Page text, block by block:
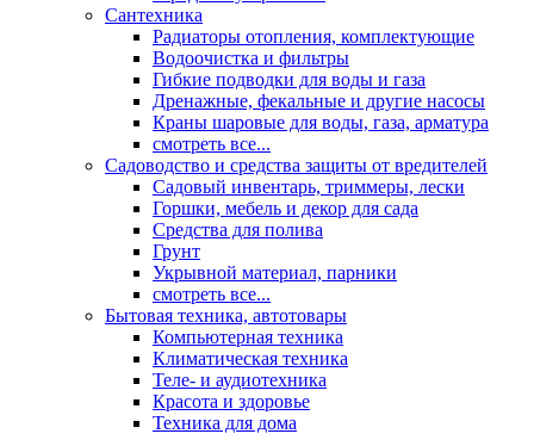
Сантехника
Радиаторы отопления, комплектующие
Водоочистка и фильтры
Гибкие подводки для воды и газа
Дренажные, фекальные и другие насосы
Краны шаровые для воды, газа, арматура
смотреть все...
Садоводство и средства защиты от вредителей
Садовый инвентарь, триммеры, лески
Горшки, мебель и декор для сада
Средства для полива
Грунт
Укрывной материал, парники
смотреть все...
Бытовая техника, автотовары
Компьютерная техника
Климатическая техника
Теле- и аудиотехника
Красота и здоровье
Техника для дома